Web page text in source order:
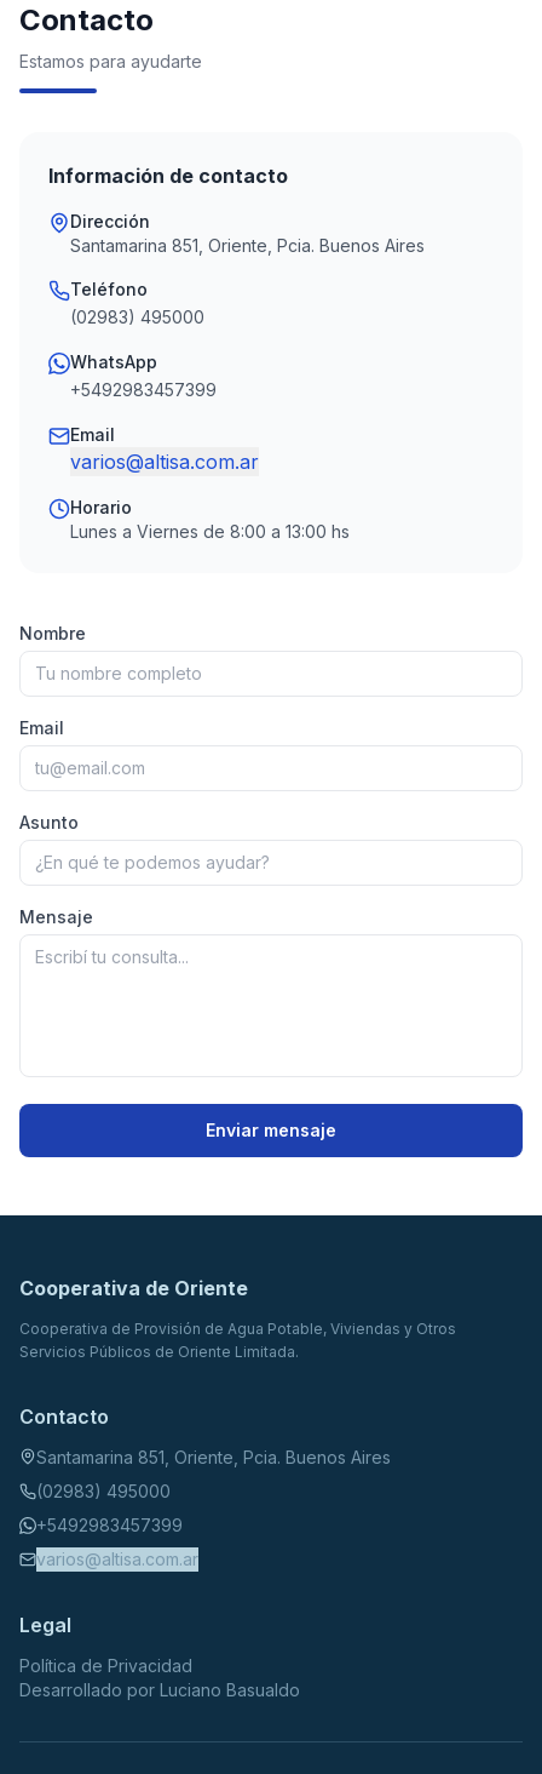
Contacto
Estamos para ayudarte
Información de contacto
Dirección
Santamarina 851, Oriente, Pcia. Buenos Aires
Teléfono
(02983) 495000
WhatsApp
+5492983457399
Email
varios@altisa.com.ar
Horario
Lunes a Viernes de 8:00 a 13:00 hs
Nombre
Email
Asunto
Mensaje
Enviar mensaje
Cooperativa de Oriente
Cooperativa de Provisión de Agua Potable, Viviendas y Otros
Servicios Públicos de Oriente Limitada.
Contacto
Santamarina 851, Oriente, Pcia. Buenos Aires
(02983) 495000
+5492983457399
varios@altisa.com.ar
Legal
Política de Privacidad
Desarrollado por Luciano Basualdo